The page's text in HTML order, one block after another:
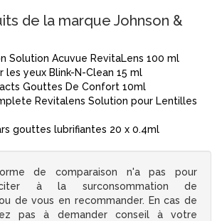
de la marque Johnson &
Solution Acuvue RevitaLens 100 ml
les yeux Blink-N-Clean 15 ml
Gouttes De Confort 10ml
Revitalens Solution pour Lentilles
gouttes lubrifiantes 20 x 0.4ml
de comparaison n'a pas pour
à la surconsommation de
de vous en recommander. En cas de
pas à demander conseil à votre